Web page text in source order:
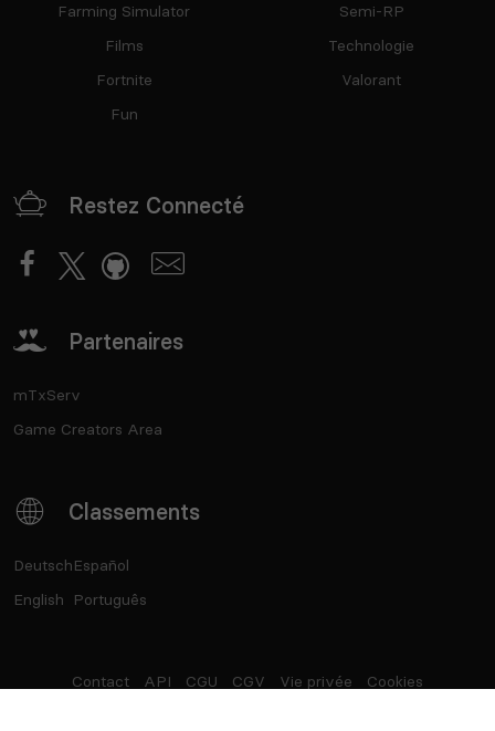
Farming Simulator
Films
Fortnite
Fun
Semi-RP
Technologie
Valorant
Restez Connecté
Partenaires
mTxServ
Game Creators Area
Classements
Deutsch
English
Español
Português
Contact API CGU CGV Vie privée Cookies